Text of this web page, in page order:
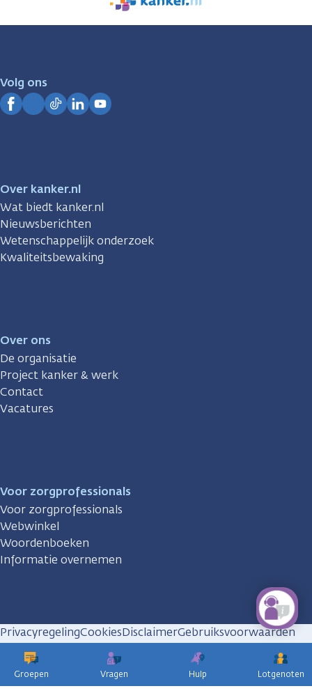
Groepen Vragen Hulp Lotgenoten
We
zijn
Volg ons
Over kanker.nl
Wat biedt kanker.nl
Nieuwsberichten
Wetenschappelijk onderzoek
Kwaliteitsbewaking
Over ons
De organisatie
Project kanker & werk
Contact
Vacatures
Voor zorgprofessionals
Voor zorgprofessionals
Webwinkel
Woordenboeken
Informatie overnemen
PrivacyregelingCookiesDisclaimerGebruiksvoorwaarden
Huisregels